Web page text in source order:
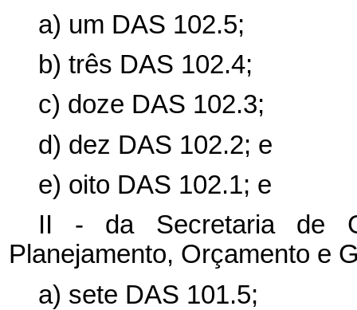
a) um DAS 102.5;
b) três DAS 102.4;
c) doze DAS 102.3;
d) dez DAS 102.2; e
e) oito DAS 102.1; e
II - da Secretaria de
Planejamento, Orçamento e
a) sete DAS 101.5;